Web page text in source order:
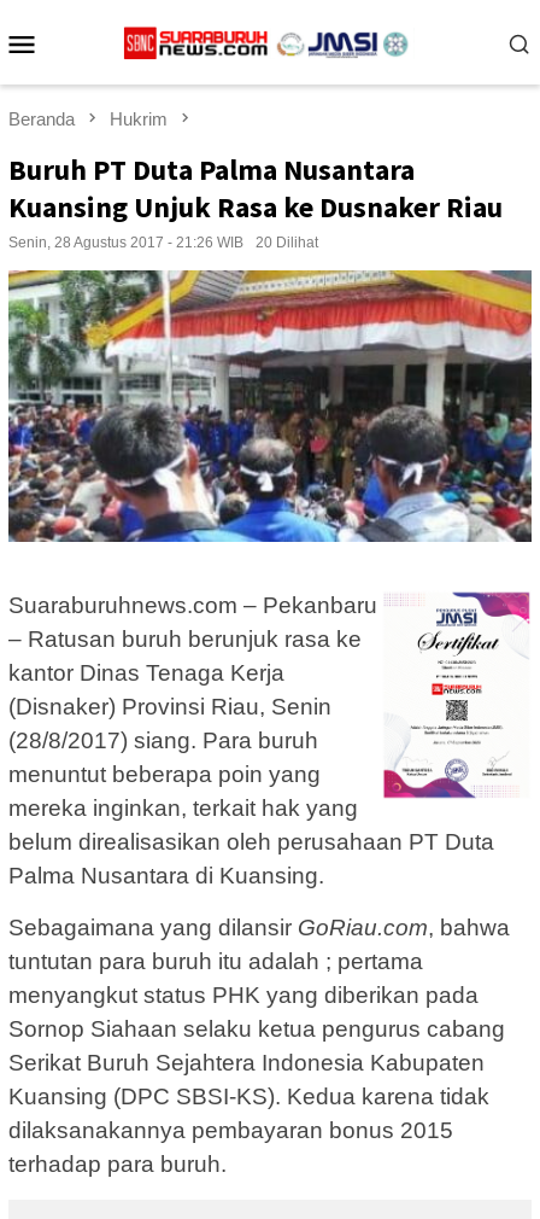
ke
Beranda Hukrim
Buruh PT Duta Palma Nusantara
Kuansing Unjuk Rasa ke Dusnaker Riau
Senin, 28 Agustus 2017 - 21:26 WIB 20 Dilihat
Suaraburuhnews.com – Pekanbaru
– Ratusan buruh berunjuk rasa ke
kantor Dinas Tenaga Kerja
(Disnaker) Provinsi Riau, Senin
(28/8/2017) siang. Para buruh
menuntut beberapa poin yang
mereka inginkan, terkait hak yang
belum direalisasikan oleh perusahaan PT Duta
Palma Nusantara di Kuansing.
Sebagaimana yang dilansir GoRiau.com, bahwa
tuntutan para buruh itu adalah ; pertama
menyangkut status PHK yang diberikan pada
Sornop Siahaan selaku ketua pengurus cabang
Serikat Buruh Sejahtera Indonesia Kabupaten
Kuansing (DPC SBSI-KS). Kedua karena tidak
dilaksanakannya pembayaran bonus 2015
terhadap para buruh.